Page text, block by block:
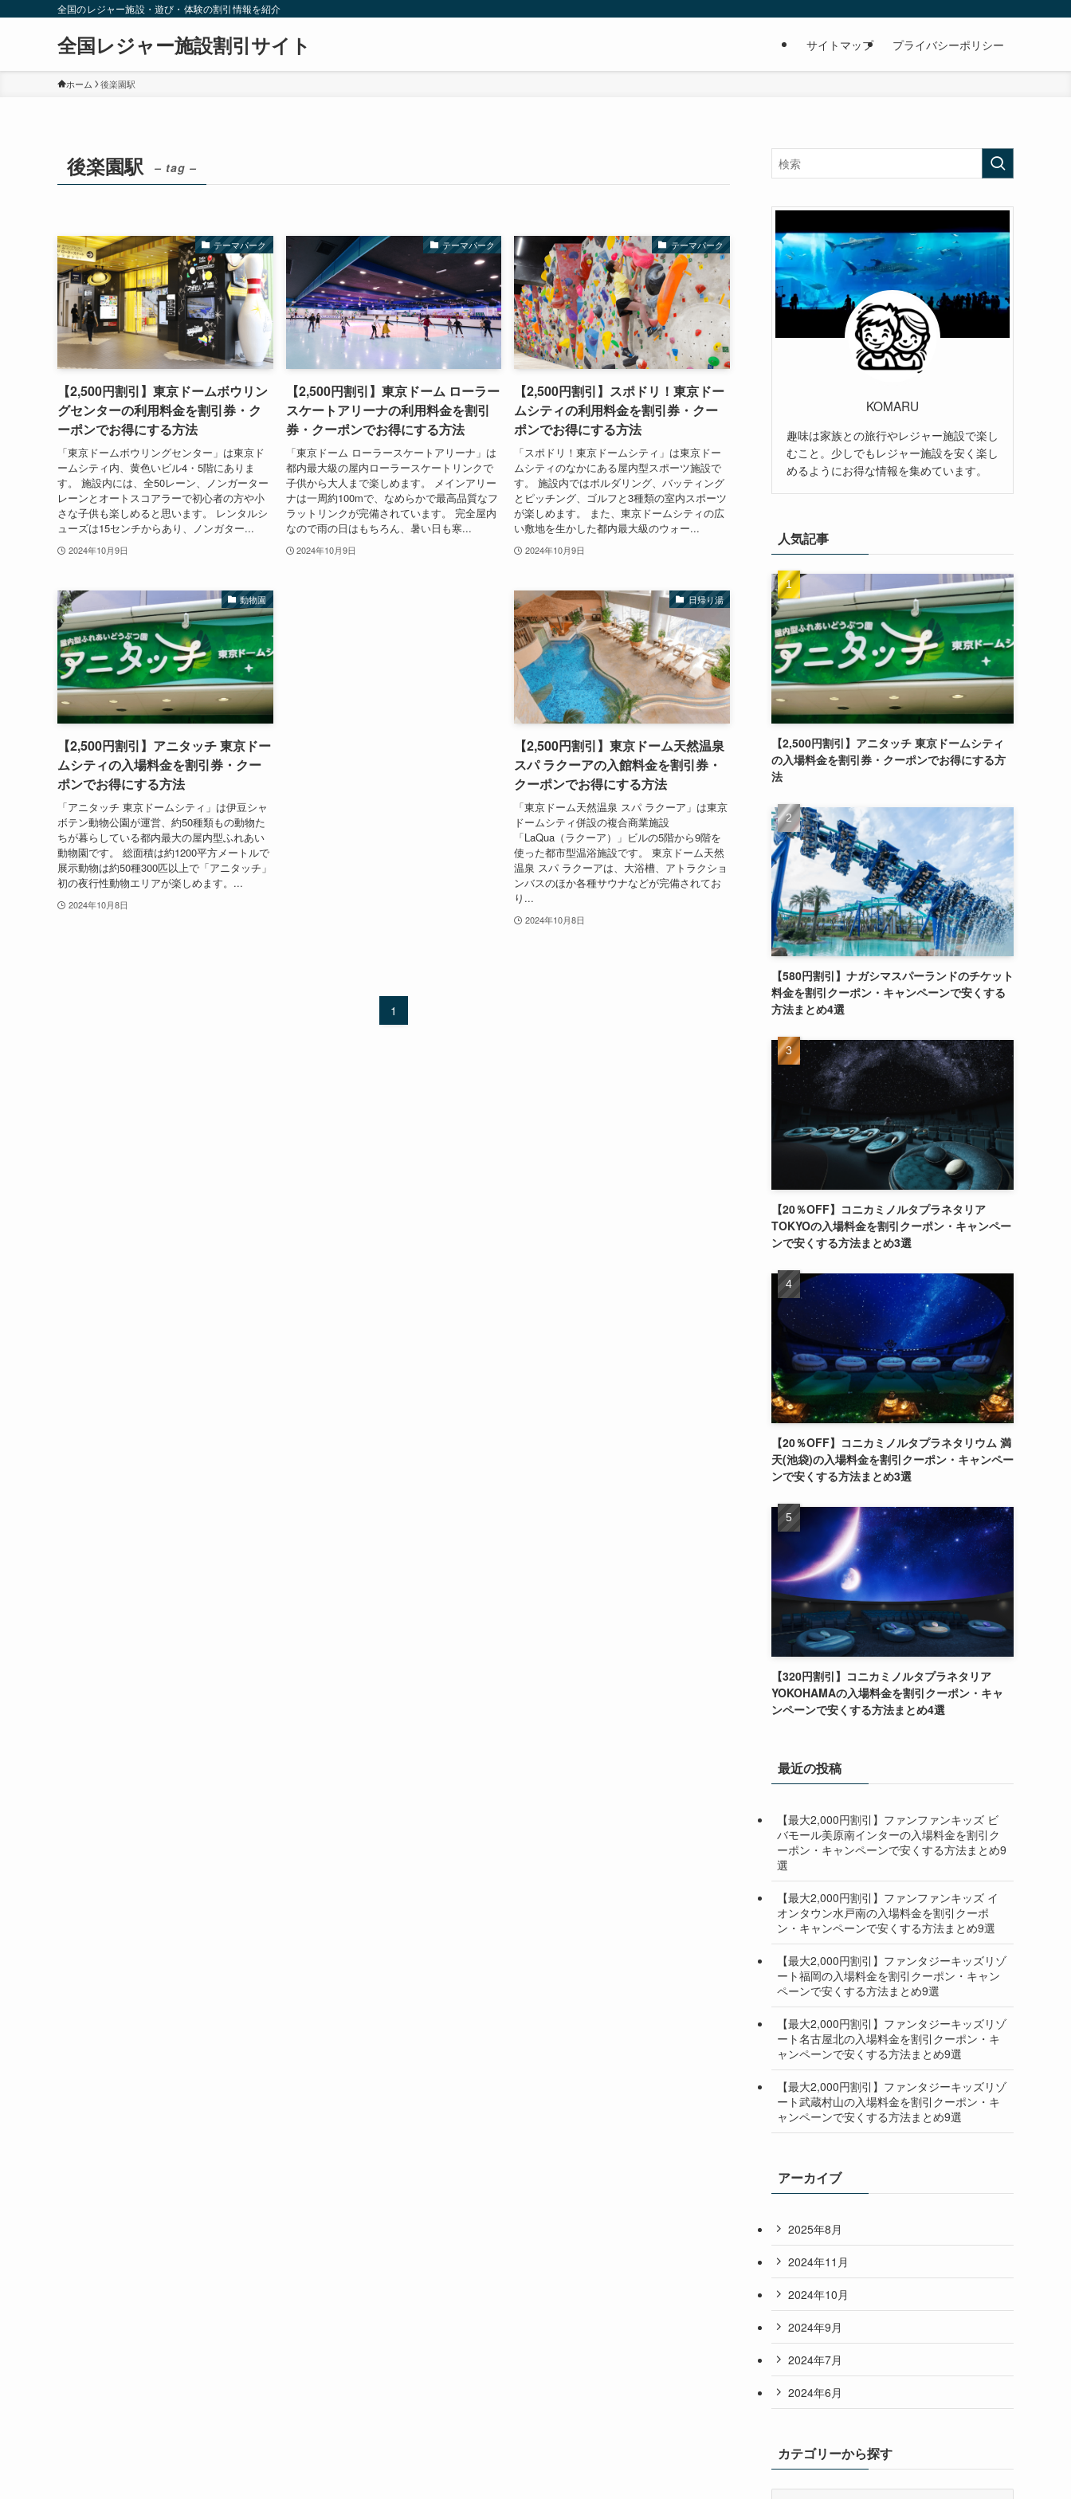
全国のレジャー施設・遊び・体験の割引情報を紹介
全国レジャー施設割引サイト サイトマップ プライバシーポリシー
ホーム 後楽園駅
後楽園駅 – tag –
テーマパーク
【2,500円割引】東京ドームボウリン
グセンターの利用料金を割引券・ク
ーポンでお得にする方法
「東京ドームボウリングセンター」は東京ド
ームシティ内、黄色いビル4・5階にありま
す。 施設内には、全50レーン、ノンガーター
レーンとオートスコアラーで初心者の方や小
さな子供も楽しめると思います。 レンタルシ
ューズは15センチからあり、ノンガター...
2024年10月9日
テーマパーク
【2,500円割引】東京ドーム ローラー
スケートアリーナの利用料金を割引
券・クーポンでお得にする方法
「東京ドーム ローラースケートアリーナ」は
都内最大級の屋内ローラースケートリンクで
子供から大人まで楽しめます。 メインアリー
ナは一周約100mで、なめらかで最高品質なフ
ラットリンクが完備されています。 完全屋内
なので雨の日はもちろん、暑い日も寒...
2024年10月9日
テーマパーク
【2,500円割引】スポドリ！東京ドー
ムシティの利用料金を割引券・クー
ポンでお得にする方法
「スポドリ！東京ドームシティ」は東京ドー
ムシティのなかにある屋内型スポーツ施設で
す。 施設内ではボルダリング、バッティング
とピッチング、ゴルフと3種類の室内スポーツ
が楽しめます。 また、東京ドームシティの広
い敷地を生かした都内最大級のウォー...
2024年10月9日
動物園
【2,500円割引】アニタッチ 東京ドー
ムシティの入場料金を割引券・クー
ポンでお得にする方法
「アニタッチ 東京ドームシティ」は伊豆シャ
ボテン動物公園が運営、約50種類もの動物た
ちが暮らしている都内最大の屋内型ふれあい
動物園です。 総面積は約1200平方メートルで
展示動物は約50種300匹以上で「アニタッチ」
初の夜行性動物エリアが楽しめます。...
2024年10月8日
日帰り湯
【2,500円割引】東京ドーム天然温泉
スパ ラクーアの入館料金を割引券・
クーポンでお得にする方法
「東京ドーム天然温泉 スパ ラクーア」は東京
ドームシティ併設の複合商業施設
「LaQua（ラクーア）」ビルの5階から9階を
使った都市型温浴施設です。 東京ドーム天然
温泉 スパ ラクーアは、大浴槽、アトラクショ
ンバスのほか各種サウナなどが完備されてお
り...
2024年10月8日
1
KOMARU
趣味は家族との旅行やレジャー施設で楽し
むこと。少しでもレジャー施設を安く楽し
めるようにお得な情報を集めています。
人気記事
【2,500円割引】アニタッチ 東京ドームシティ
の入場料金を割引券・クーポンでお得にする方
法
【580円割引】ナガシマスパーランドのチケット
料金を割引クーポン・キャンペーンで安くする
方法まとめ4選
【20％OFF】コニカミノルタプラネタリア
TOKYOの入場料金を割引クーポン・キャンペー
ンで安くする方法まとめ3選
【20％OFF】コニカミノルタプラネタリウム 満
天(池袋)の入場料金を割引クーポン・キャンペー
ンで安くする方法まとめ3選
【320円割引】コニカミノルタプラネタリア
YOKOHAMAの入場料金を割引クーポン・キャ
ンペーンで安くする方法まとめ4選
最近の投稿
【最大2,000円割引】ファンファンキッズ ビ
バモール美原南インターの入場料金を割引ク
ーポン・キャンペーンで安くする方法まとめ9
選
【最大2,000円割引】ファンファンキッズ イ
オンタウン水戸南の入場料金を割引クーポ
ン・キャンペーンで安くする方法まとめ9選
【最大2,000円割引】ファンタジーキッズリゾ
ート福岡の入場料金を割引クーポン・キャン
ペーンで安くする方法まとめ9選
【最大2,000円割引】ファンタジーキッズリゾ
ート名古屋北の入場料金を割引クーポン・キ
ャンペーンで安くする方法まとめ9選
【最大2,000円割引】ファンタジーキッズリゾ
ート武蔵村山の入場料金を割引クーポン・キ
ャンペーンで安くする方法まとめ9選
アーカイブ
2025年8月
2024年11月
2024年10月
2024年9月
2024年7月
2024年6月
カテゴリーから探す